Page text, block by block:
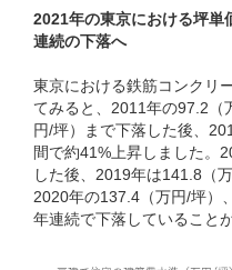
2021年の東京における坪単
連続の下落へ
東京における鉄筋コンクリ
てみると、2011年の97.2（
円/坪）まで下落した後、
間で約41%上昇しました。
した後、2019年は141.8（
2020年の137.4（万円/坪）
年連続で下落していること